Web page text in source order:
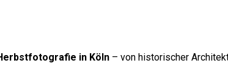
in Köln – von historischer